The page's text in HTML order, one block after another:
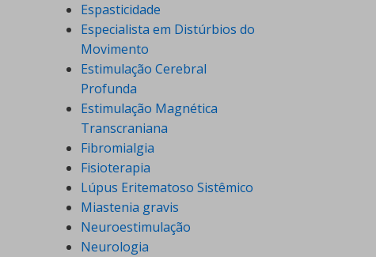
Espasticidade
Especialista em Distúrbios do
Movimento
Estimulação Cerebral
Profunda
Estimulação Magnética
Transcraniana
Fibromialgia
Fisioterapia
Lúpus Eritematoso Sistêmico
Miastenia gravis
Neuroestimulação
Neurologia